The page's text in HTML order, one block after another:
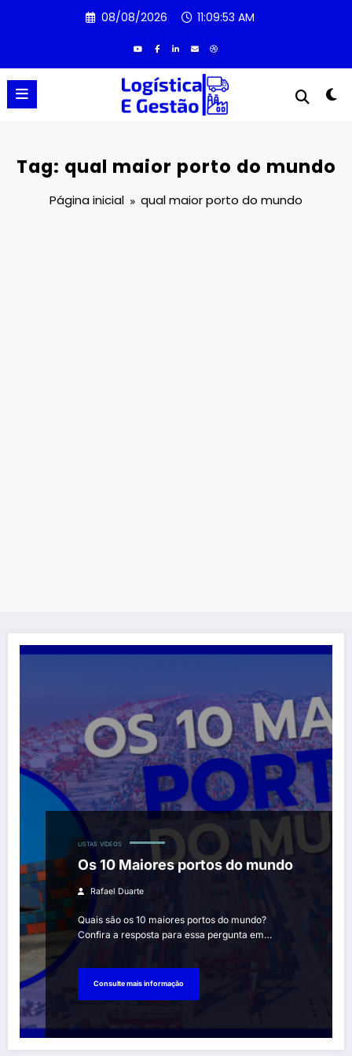
08/08/2026 11:09:53 AM
Tag: qual maior porto do mundo
Página inicial qual maior porto do mundo
LISTAS VÍDEOS
Os 10 Maiores portos do mundo
Rafael Duarte
Quais são os 10 maiores portos do mundo?
Confira a resposta para essa pergunta em…
Consulte mais informação